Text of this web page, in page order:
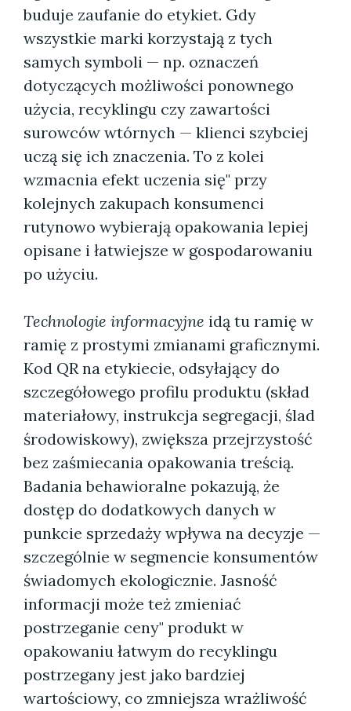
buduje zaufanie do etykiet. Gdy
wszystkie marki korzystają z tych
samych symboli — np. oznaczeń
dotyczących możliwości ponownego
użycia, recyklingu czy zawartości
surowców wtórnych — klienci szybciej
uczą się ich znaczenia. To z kolei
wzmacnia efekt uczenia się" przy
kolejnych zakupach konsumenci
rutynowo wybierają opakowania lepiej
opisane i łatwiejsze w gospodarowaniu
po użyciu.
Technologie informacyjne idą tu ramię w
ramię z prostymi zmianami graficznymi.
Kod QR na etykiecie, odsyłający do
szczegółowego profilu produktu (skład
materiałowy, instrukcja segregacji, ślad
środowiskowy), zwiększa przejrzystość
bez zaśmiecania opakowania treścią.
Badania behawioralne pokazują, że
dostęp do dodatkowych danych w
punkcie sprzedaży wpływa na decyzje —
szczególnie w segmencie konsumentów
świadomych ekologicznie. Jasność
informacji może też zmieniać
postrzeganie ceny" produkt w
opakowaniu łatwym do recyklingu
postrzegany jest jako bardziej
wartościowy, co zmniejsza wrażliwość